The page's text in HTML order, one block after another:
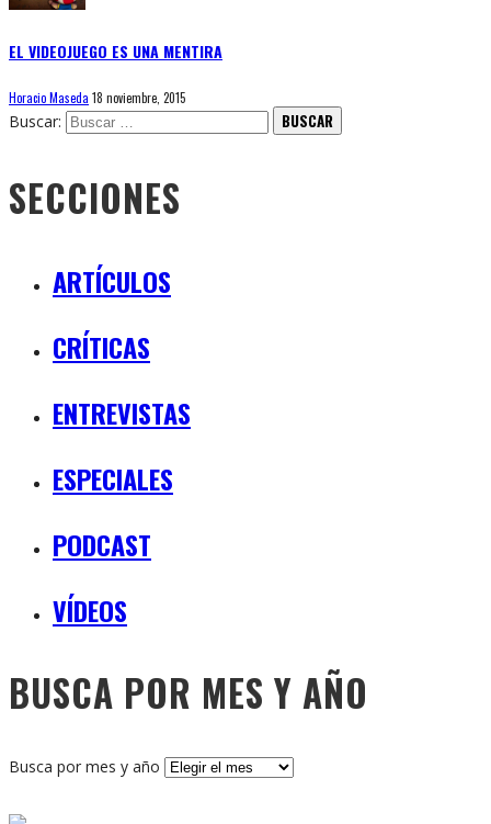
EL VIDEOJUEGO ES UNA MENTIRA
Horacio Maseda 18 noviembre, 2015
Buscar:
SECCIONES
ARTÍCULOS
CRÍTICAS
ENTREVISTAS
ESPECIALES
PODCAST
VÍDEOS
BUSCA POR MES Y AÑO
Busca por mes y año